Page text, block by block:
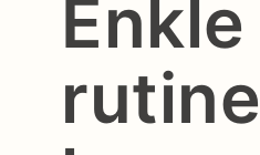
Enkle